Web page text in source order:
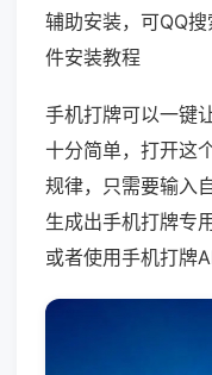
辅助安装，可QQ
件安装教程
手机打牌可以一键
十分简单，打开这
规律，只需要输入
生成出手机打牌专
或者使用手机打牌